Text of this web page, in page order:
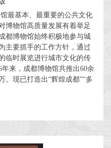
最基本、最重要的公共文化
博物馆高质量发展有着举足
都博物馆始终积极地参与城
主要抓手的工作方针，通过
临时展览进行城市文化的传
来，成都博物馆共推出60余
。现已打造出“辉煌成都”“多